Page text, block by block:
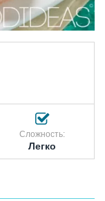
Сложность:
Легко